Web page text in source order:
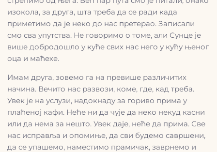
изокола, за друга, шта треба да се ради када
приметимо да је неко до нас претерао. Записали
смо сва упутства. Не говоримо о томе, али Сунце је
више добродошло у куће свих нас него у кућу њеног
оца и маћехе.
Имам друга, зовемо га на превише различитих
начина. Вечито нас развози, коме, где, кад треба.
Увек је на услузи, надокнаду за гориво прима у
плаћеној кафи. Неће ни да чује да неко некуд касни
или да нема за нешто. Увек даје, неће да прима. Све
нас исправља и опомиње, да сви будемо савршени,
да се упашемо, наместимо прамичак, заврнемо и